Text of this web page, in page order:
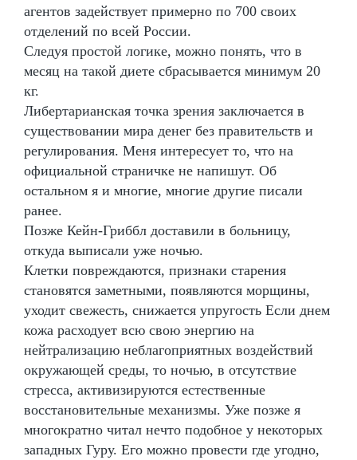
агентов задействует примерно по 700 своих
отделений по всей России.
Следуя простой логике, можно понять, что в
месяц на такой диете сбрасывается минимум 20
кг.
Либертарианская точка зрения заключается в
существовании мира денег без правительств и
регулирования. Меня интересует то, что на
официальной страничке не напишут. Об
остальном я и многие, многие другие писали
ранее.
Позже Кейн-Гриббл доставили в больницу,
откуда выписали уже ночью.
Клетки повреждаются, признаки старения
становятся заметными, появляются морщины,
уходит свежесть, снижается упругость Если днем
кожа расходует всю свою энергию на
нейтрализацию неблагоприятных воздействий
окружающей среды, то ночью, в отсутствие
стресса, активизируются естественные
восстановительные механизмы. Уже позже я
многократно читал нечто подобное у некоторых
западных Гуру. Его можно провести где угодно,